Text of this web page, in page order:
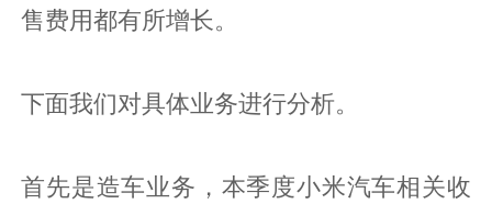
售费用都有所增长。
下面我们对具体业务进行分析。
首先是造车业务，本季度小米汽车相关收